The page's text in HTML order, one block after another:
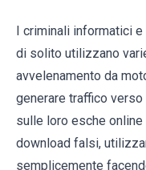
I criminali informatici
di solito utilizzano
avvelenamento da
generare traffico
sulle loro esche
download falsi,
semplicemente